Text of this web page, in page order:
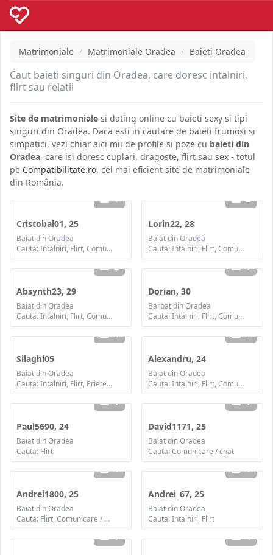
Matrimoniale Matrimoniale Oradea Baieti Oradea
Caut baieti singuri din Oradea, care doresc intalniri,
flirt sau relatii
Site de matrimoniale si dating online cu baieti sexy si tipi
singuri din Oradea. Daca esti in cautare de baieti frumosi si
simpatici, vezi chiar aici mii de profile si poze cu baieti din
Oradea, care isi doresc cuplari, dragoste, flirt sau sex - totul
pe Compatibilitate.ro, cel mai eficient site de matrimoniale
din România.
1
Cristobal01, 25
Baiat din Oradea
Cauta: Intalniri, Flirt, Comunicare / chat, Prietenie, Casatorie
2
Lorin22, 28
Baiat din Oradea
Cauta: Intalniri, Flirt, Comunicare / chat, Prietenie, Casatorie
2
Absynth23, 29
Baiat din Oradea
Cauta: Intalniri, Flirt, Comunicare / chat, Prietenie, Casatorie
1
Dorian, 30
Barbat din Oradea
Cauta: Intalniri, Flirt, Comunicare / chat, Prietenie, Casatorie
1
Silaghi05
Baiat din Oradea
Cauta: Intalniri, Flirt, Prietenie
1
Alexandru, 24
Baiat din Oradea
Cauta: Intalniri, Flirt, Comunicare / chat, Prietenie, Casatorie
1
Paul5690, 24
Baiat din Oradea
Cauta: Flirt
1
David1171, 25
Baiat din Oradea
Cauta: Comunicare / chat
1
Andrei1800, 25
Baiat din Oradea
Cauta: Flirt, Comunicare / chat
1
Andrei_67, 25
Baiat din Oradea
Cauta: Intalniri, Flirt
1 4